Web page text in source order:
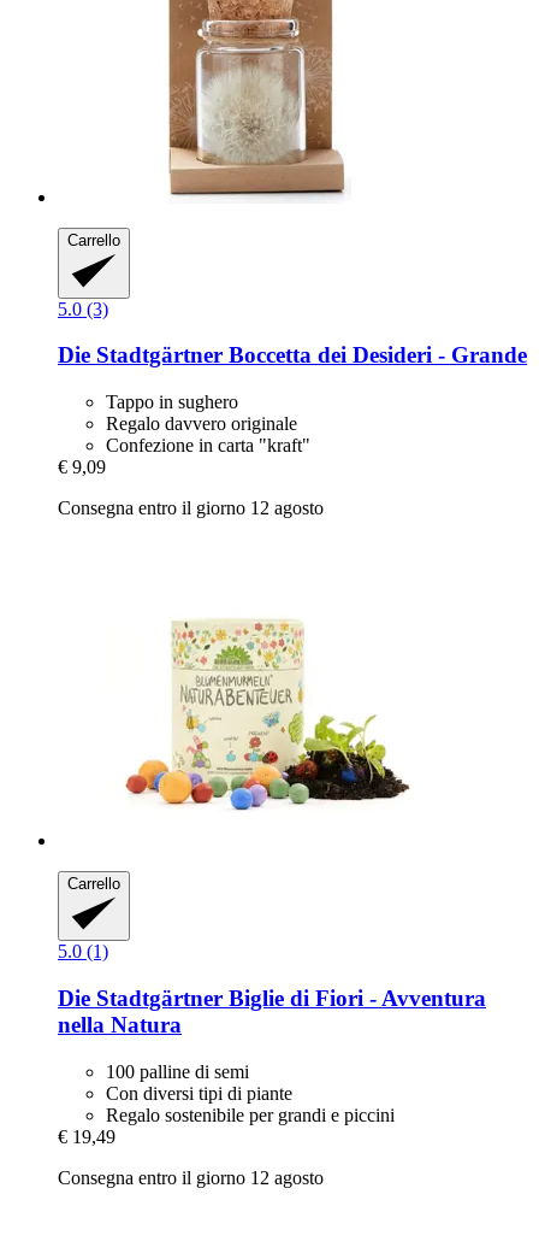
Carrello
5.0 (3)
Die Stadtgärtner Boccetta dei Desideri -​ Grande
Tappo in sughero
Regalo davvero originale
Confezione in carta "kraft"
€ 9,09
Consegna entro il giorno 12 agosto
Carrello
5.0 (1)
Die Stadtgärtner Biglie di Fiori -​ Avventura
nella Natura
100 palline di semi
Con diversi tipi di piante
Regalo sostenibile per grandi e piccini
€ 19,49
Consegna entro il giorno 12 agosto